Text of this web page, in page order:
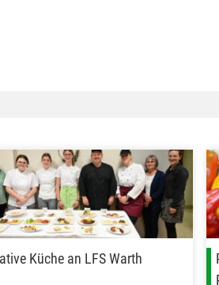
Küche an LFS Warth